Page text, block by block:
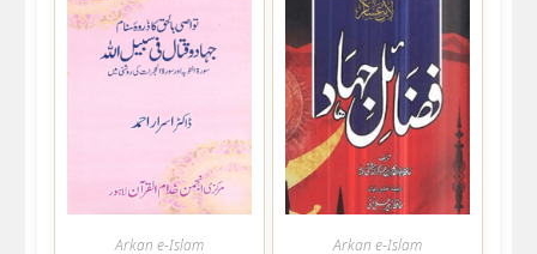
Arkan e-Islam Arkan e-Islam